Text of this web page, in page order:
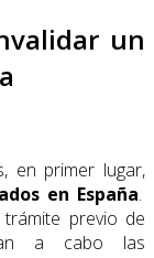
un
en primer lugar,
en España.
previo de
a cabo las